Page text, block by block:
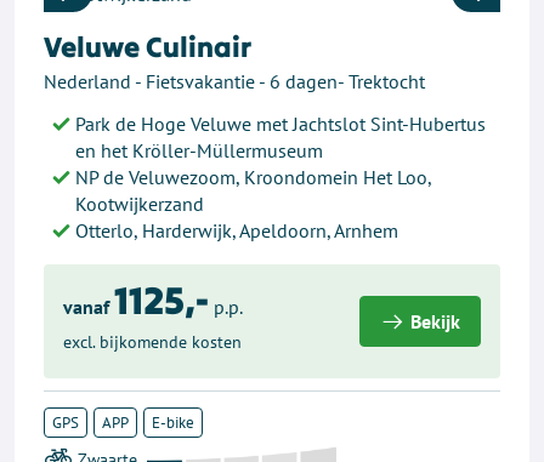
Previous Next
Veluwe Culinair
Nederland - Fietsvakantie - 6 dagen- Trektocht
Park de Hoge Veluwe met Jachtslot Sint-Hubertus
en het Kröller-Müllermuseum
NP de Veluwezoom, Kroondomein Het Loo,
Kootwijkerzand
Otterlo, Harderwijk, Apeldoorn, Arnhem
vanaf 1125,- p.p.
excl. bijkomende kosten
Bekijk
GPS APP E-bike